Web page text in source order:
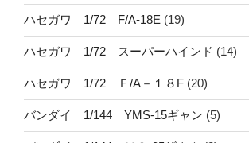
ハセガワ 1/72 F/A-18E (19)
ハセガワ 1/72 スーパーハインド (14)
ハセガワ 1/72 Ｆ/A－１８F (20)
バンダイ 1/144 YMS-15ギャン (5)